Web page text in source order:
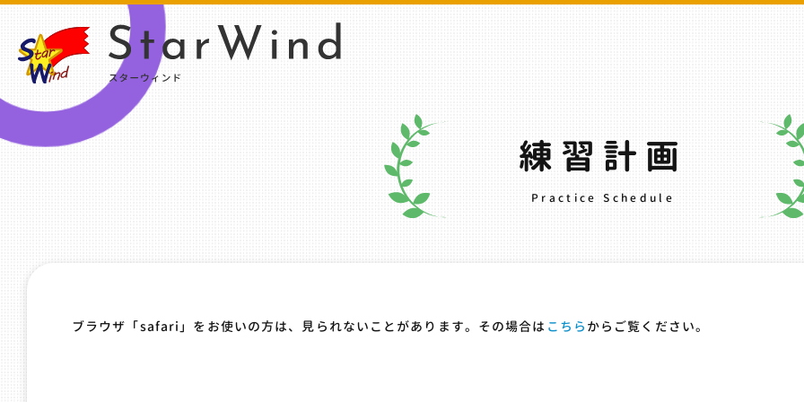
練習計画
Practice Schedule
ブラウザ「safari」をお使いの方は、見られないことがあります。その場合は こちら からご覧ください。